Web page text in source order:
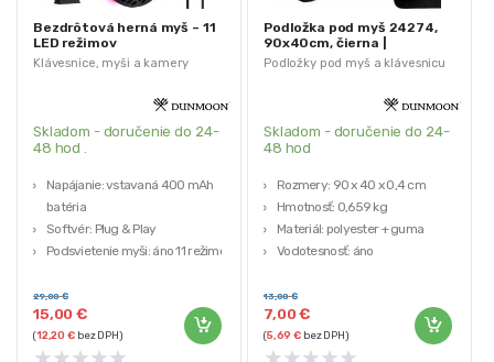
Klávesnice, myši a kamery
Bezdrôtová herná myš – 11
LED režimov
Skladom - doručenie do 24-
48 hod .
Napájanie: vstavaná 400 mAh
batéria
Softvér: Plug & Play
Podsvietenie myši: áno 11 režimov
800/1200/1600/2000/2400 DPI
Systémové napätie: 3,7V / 10mA
15,00€
29,00€
(12,20€bez DPH)
Podložky pod myš a klávesnicu
Podložka pod myš 24274,
90x40cm, čierna |
Dunmoon
Skladom - doručenie do 24-
48 hod
Rozmery: 90 x 40 x 0,4 cm
Hmotnosť: 0,659 kg
Materiál: polyester + guma
Vodotesnosť: áno
7,00€
13,00€
(5,69€ bez DPH)